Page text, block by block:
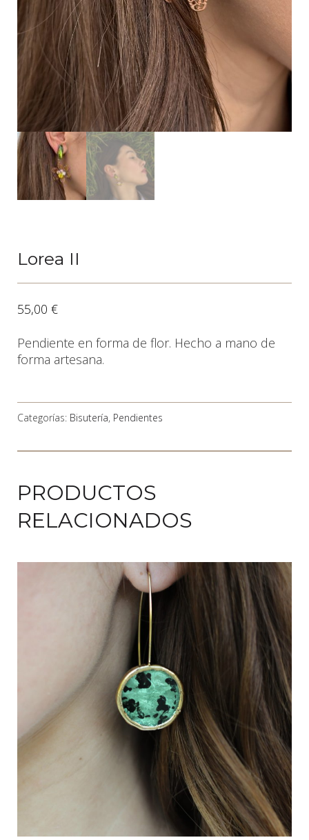
Lorea II
55,00 €
Pendiente en forma de flor. Hecho a mano de
forma artesana.
Categorías: Bisutería, Pendientes
PRODUCTOS
RELACIONADOS